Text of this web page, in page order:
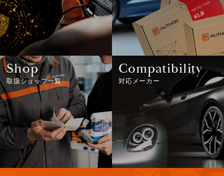
Shop
取扱ショップ一覧
Compatibility
対応メーカー